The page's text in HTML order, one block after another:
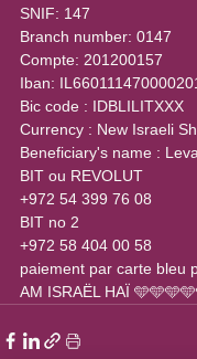
SNIF: 147
Branch number: 0147
Compte: 201200157
Iban:
Bic code : IDBLILITXXX
Currency : New Israeli
Beneficiary's name :
BIT ou REVOLUT
+972 54 399 76 08
BIT no 2
+972 58 404 00 58
paiement par carte bleu
AM ISRAËL HAÏ